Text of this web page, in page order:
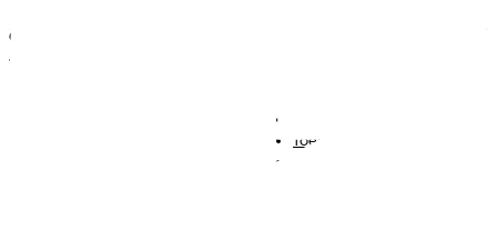
ONZE HULPMIDDELEN VOOR
JOUW ZWANGERSCHAP
Toegankelijkheidsverklaring